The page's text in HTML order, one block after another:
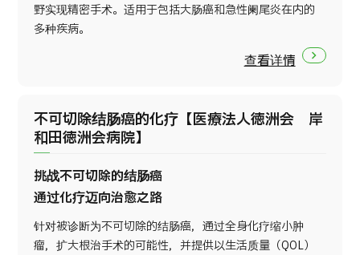
野实现精密手术。适用于包括大肠癌和急性阑尾炎在内的
多种疾病。
查看详情
不可切除结肠癌的化疗【医療法人徳洲会 岸
和田徳洲会病院】
挑战不可切除的结肠癌
通过化疗迈向治愈之路
针对被诊断为不可切除的结肠癌，通过全身化疗缩小肿
瘤，扩大根治手术的可能性，并提供以生活质量（QOL）